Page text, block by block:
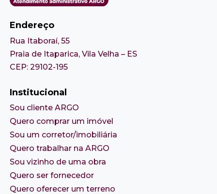
Endereço
Rua Itaboraí, 55
Praia de Itaparica, Vila Velha – ES
CEP: 29102-195
Institucional
Sou cliente ARGO
Quero comprar um imóvel
Sou um corretor/imobiliária
Quero trabalhar na ARGO
Sou vizinho de uma obra
Quero ser fornecedor
Quero oferecer um terreno